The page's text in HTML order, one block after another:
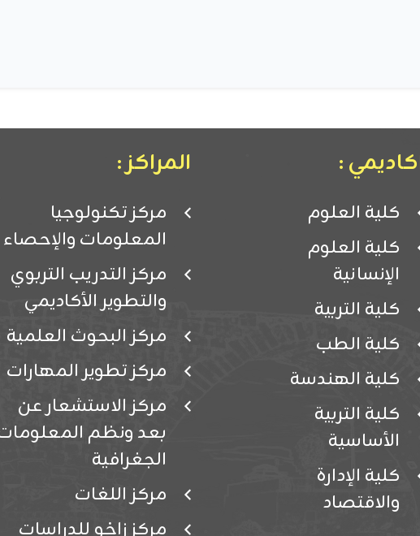
:
كلية العلوم
كلية العلوم
الإنسانية
كلية التربية
كلية الطب
كلية الهندسة
كلية التربية
الأساسية
كلية الإدارة
والاقتصاد
المراكز :
مركز تكنولوجيا
المعلومات والإحصاء
مركز التدريب التربوي
والتطوير الأكاديمي
مركز البحوث العلمية
مركز تطوير المهارات
مركز الاستشعار عن
بعد ونظم
الجغرافية
مركز اللغات
مركز زاخو للدراسات